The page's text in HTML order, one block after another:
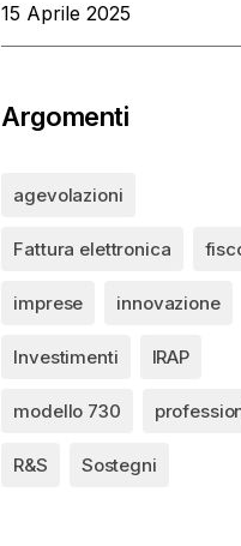
15 Aprile 2025
Argomenti
agevolazioni
Fattura elettronica
imprese innovazione
Investimenti IRAP
modello 730
R&S Sostegni